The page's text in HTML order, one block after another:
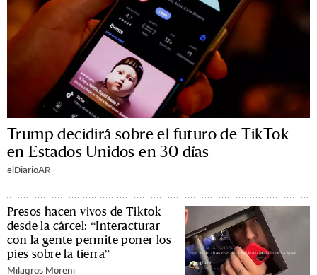
Trump decidirá sobre el futuro de TikTok
en Estados Unidos en 30 días
elDiarioAR
Presos hacen vivos de Tiktok
desde la cárcel: “Interacturar
con la gente permite poner los
pies sobre la tierra”
Milagros Moreni